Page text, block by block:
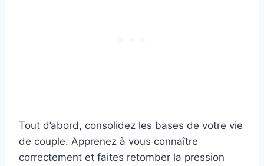
Tout d’abord, consolidez les bases de votre vie
de couple. Apprenez à vous connaître
correctement et faites retomber la pression